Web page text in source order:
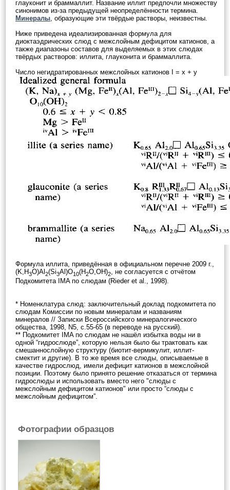
глауконит и браммаллит. Название иллит предпочли множеству
синонимов из-за предыдущей неопределённости термина.
Минералы, образующие эти твёрдые растворы, неизвестны.
Ниже приведена идеализированная формула для
диоктаэдрических слюд с межслойным дефицитом катионов, а
также диапазоны составов для выделяемых в этих слюдах
твёрдых растворов: иллита, глауконита и браммаллита.
Число негидратированных межслойных катионов I = x + y
Формула иллита, приведённая в официальном перечне 2009 г.,
(K,H3O)Al 2(Si3Al)O10(H2O,OH)2, не согласуется с отчётом
Подкомитета IMA по слюдам (Rieder et al., 1998).
* Номенклатура слюд: заключительный доклад подкомитета по
слюдам Комиссии по новым минералам и названиям
минералов // Записки Всероссийского минералогического
общества, 1998, N5, с.55-65 (в переводе на русский).
** Подкомитет IMA по слюдам не нашёл избытка воды ни в
одной “гидрослюде”, которую нельзя было бы трактовать как
смешаннослойную структуру (биотит-вермикулит, иллит-
смектит и другие). В то же время все слюды, описываемые в
качестве гидрослюд, имели дефицит катионов в межслойной
позиции. Поэтому было принято решение отказаться от термина
гидрослюды и использовать вместо него "слюды с
межслойным дефицитом катионов" или просто “слюды с
межслойным дефицитом”.
Фотографии образцов